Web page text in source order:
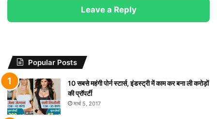
Leave a Reply
Popular Posts
10 सबसे महंगी पोर्न स्टार्स, इंडस्ट्री में काम कर बना ली करोड़ों
की प्रॉपर्टी
मार्च 5, 2017